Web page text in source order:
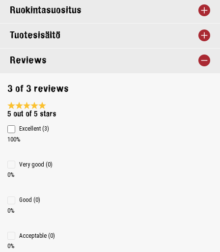
Ruokintasuositus
Tuotesisältö
Reviews
3 of 3 reviews
Average rating 5 of 5 Stars
5 out of 5 stars
Excellent (3)
100%
Very good (0)
0%
Good (0)
0%
Acceptable (0)
0%